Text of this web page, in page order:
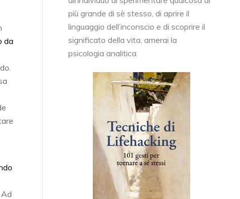
da
più grande di sè stesso, di aprire il
linguaggio dell’inconscio e di scoprire il
significato della vita, amerai la
psicologia analitica.